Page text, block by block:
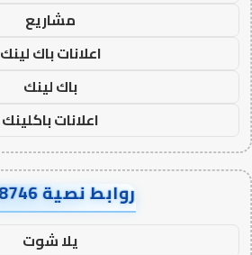
مشاريع
اعلانات باك لينك
باك لينك
اعلانات باكلينك
روابط نصية AA98746
يلا شوت